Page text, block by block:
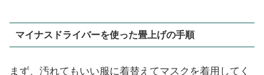
マイナスドライバーを使った畳上げの手順
まず、汚れてもいい服に着替えてマスクを着用してく